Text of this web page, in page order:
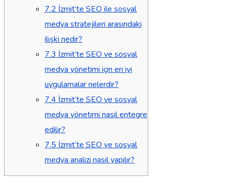
7.2 İzmit’te SEO ile sosyal
medya stratejileri arasındaki
ilişki nedir?
7.3 İzmit’te SEO ve sosyal
medya yönetimi için en iyi
uygulamalar nelerdir?
7.4 İzmit’te SEO ve sosyal
medya yönetimi nasıl entegre
edilir?
7.5 İzmit’te SEO ve sosyal
medya analizi nasıl yapılır?